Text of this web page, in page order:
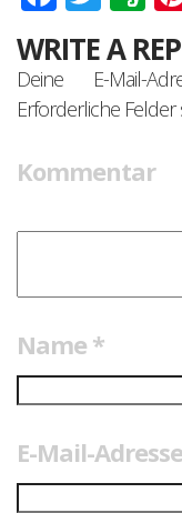
WRITE A
Deine E-Mail-
Erforderliche
Kommentar
Name *
E-Mail-Adresse